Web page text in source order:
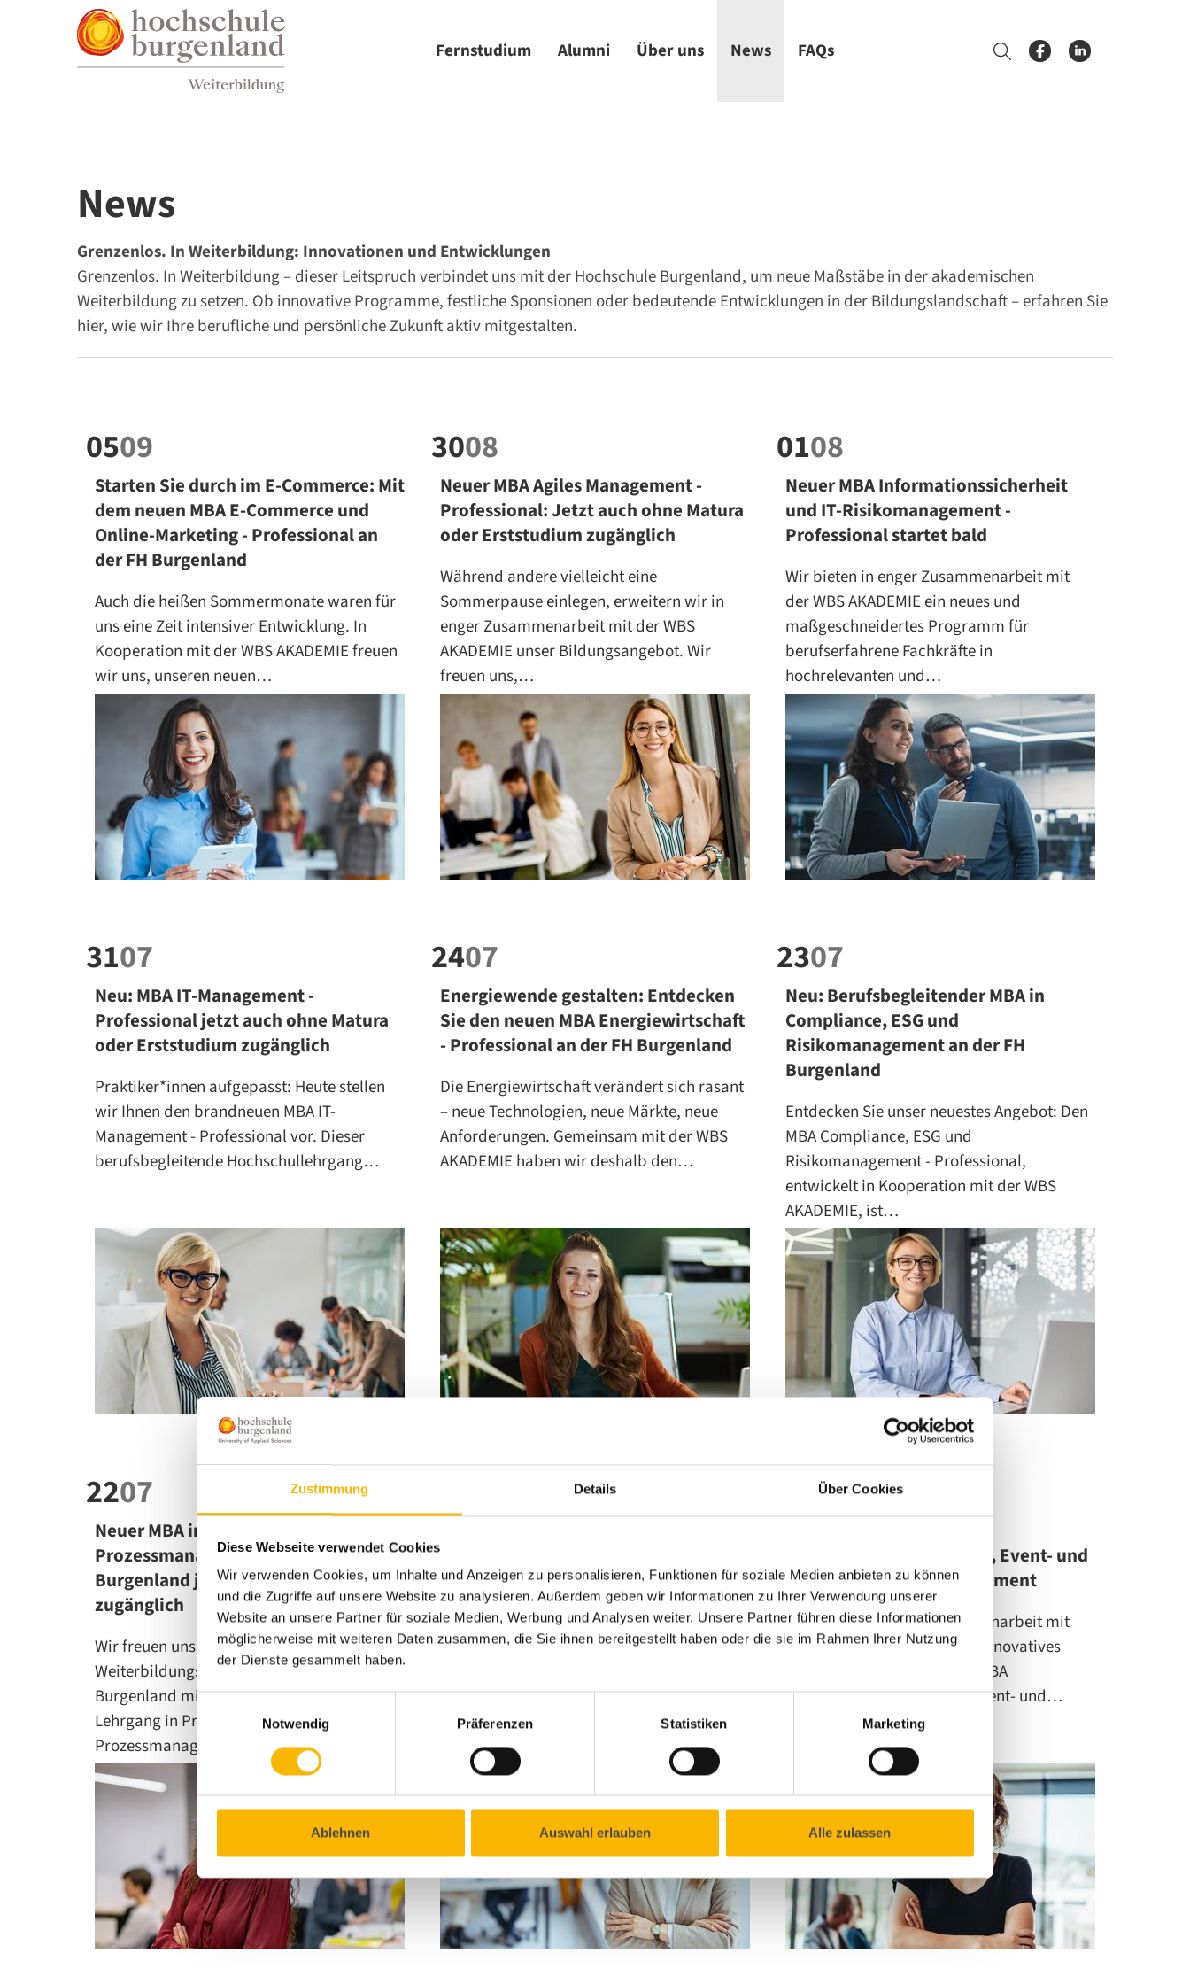
Zustimmung Details Über Cookies
Diese Webseite verwendet Cookies
Wir verwenden Cookies, um Inhalte und Anzeigen zu personalisieren, Funktionen für soziale Medien anbieten zu können
und die Zugriffe auf unsere Website zu analysieren. Außerdem geben wir Informationen zu Ihrer Verwendung unserer
Website an unsere Partner für soziale Medien, Werbung und Analysen weiter. Unsere Partner führen diese Informationen
möglicherweise mit weiteren Daten zusammen, die Sie ihnen bereitgestellt haben oder die sie im Rahmen Ihrer Nutzung
der Dienste gesammelt haben.
Einwilligungsauswahl
Notwendig
Präferenzen Statistiken Marketing
Ablehnen Auswahl erlauben Alle zulassen
Zum Inhalt
Zum Menü
Zur Suche
Fernstudium Alumni Über uns News FAQs
News
Grenzenlos. In Weiterbildung: Innovationen und Entwicklungen
Grenzenlos. In Weiterbildung – dieser Leitspruch verbindet uns mit der Hochschule Burgenland, um neue Maßstäbe in der akademischen
Weiterbildung zu setzen. Ob innovative Programme, festliche Sponsionen oder bedeutende Entwicklungen in der Bildungslandschaft – erfahren Sie
hier, wie wir Ihre berufliche und persönliche Zukunft aktiv mitgestalten.
0509
Starten Sie durch im E-Commerce: Mit
dem neuen MBA E-Commerce und
Online-Marketing - Professional an
der FH Burgenland
Auch die heißen Sommermonate waren für
uns eine Zeit intensiver Entwicklung. In
Kooperation mit der WBS AKADEMIE freuen
wir uns, unseren neuen…
3008
Neuer MBA Agiles Management -
Professional: Jetzt auch ohne Matura
oder Erststudium zugänglich
Während andere vielleicht eine
Sommerpause einlegen, erweitern wir in
enger Zusammenarbeit mit der WBS
AKADEMIE unser Bildungsangebot. Wir
freuen uns,…
0108
Neuer MBA Informationssicherheit
und IT-Risikomanagement -
Professional startet bald
Wir bieten in enger Zusammenarbeit mit
der WBS AKADEMIE ein neues und
maßgeschneidertes Programm für
berufserfahrene Fachkräfte in
hochrelevanten und…
3107
Neu: MBA IT-Management -
Professional jetzt auch ohne Matura
oder Erststudium zugänglich
Praktiker*innen aufgepasst: Heute stellen
wir Ihnen den brandneuen MBA IT-
Management - Professional vor. Dieser
berufsbegleitende Hochschullehrgang…
2407
Energiewende gestalten: Entdecken
Sie den neuen MBA Energiewirtschaft
- Professional an der FH Burgenland
Die Energiewirtschaft verändert sich rasant
– neue Technologien, neue Märkte, neue
Anforderungen. Gemeinsam mit der WBS
AKADEMIE haben wir deshalb den…
2307
Neu: Berufsbegleitender MBA in
Compliance, ESG und
Risikomanagement an der FH
Burgenland
Entdecken Sie unser neuestes Angebot: Den
MBA Compliance, ESG und
Risikomanagement - Professional,
entwickelt in Kooperation mit der WBS
AKADEMIE, ist…
2207
Neuer MBA in Projekt- und
Prozessmanagement an der FH
Burgenland jetzt ohne Vorstudium
zugänglich
Wir freuen uns, unser
Weiterbildungsangebot an der FH
Burgenland mit dem innovativen MBA-
Lehrgang in Projekt- und
Prozessmanagement zu erweitern.…
Business Management für Nicht-
Akademiker*innen an der FH
Burgenland
Die FH Burgenland hat in Kooperation mit
wegweisendes Online-Programm
entwickelt: den MBA in Digital Business…
07
Crossmediales Marketing, Event- und
Kommunikationsmanagement
Wir haben in enger Zusammenarbeit mit
der eLearning Academy ein innovatives
Programm entwickelt: den MBA
Crossmediales Marketing, Event- und…